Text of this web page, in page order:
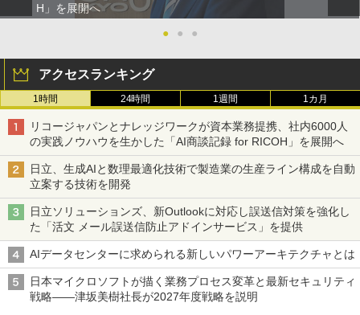
H」を展開へ
●
● ●
アクセスランキング
1時間 24時間 1週間 1カ月
リコージャパンとナレッジワークが資本業務提携、社内6000人
の実践ノウハウを生かした「AI商談記録 for RICOH」を展開へ
日立、生成AIと数理最適化技術で製造業の生産ライン構成を自動
立案する技術を開発
日立ソリューションズ、新Outlookに対応し誤送信対策を強化し
た「活文 メール誤送信防止アドインサービス」を提供
AIデータセンターに求められる新しいパワーアーキテクチャとは
日本マイクロソフトが描く業務プロセス変革と最新セキュリティ
戦略――津坂美樹社長が2027年度戦略を説明